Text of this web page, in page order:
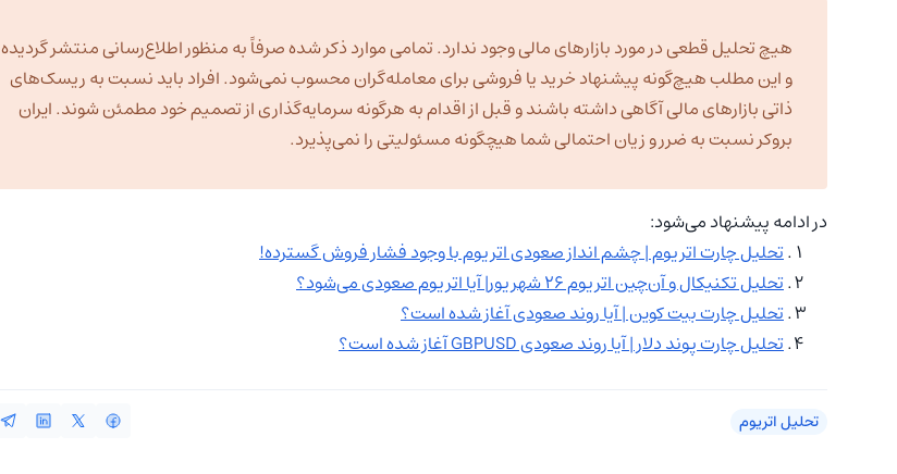
هیچ تحلیل قطعی در مورد بازارهای مالی وجود ندارد. تمامی موارد ذکر شده صرفاً به منظور اطلاع‌رسانی منتشر گردیده
و این مطلب هیچ‌گونه پیشنهاد خرید یا فروشی برای معامله‌گران محسوب نمی‌شود. افراد باید نسبت به ریسک‌های
ذاتی بازارهای مالی آگاهی داشته باشند و قبل از اقدام به هرگونه سرمایه‌گذاری از تصمیم خود مطمئن شوند. ایران
بروکر نسبت به ضرر و زیان احتمالی شما هیچگونه مسئولیتی را نمی‌پذیرد.
در ادامه پیشنهاد می‌شود:
تحلیل چارت اتریوم | چشم انداز صعودی اتریوم با وجود فشار فروش گسترده!
تحلیل تکنیکال و آن‌چین اتریوم ۲۶ شهریور| آیا اتریوم صعودی می‌شود؟
تحلیل چارت بیت کوین | آیا روند صعودی آغاز شده است؟
تحلیل چارت پوند دلار | آیا روند صعودی GBPUSD آغاز شده است؟
تحلیل اتریوم